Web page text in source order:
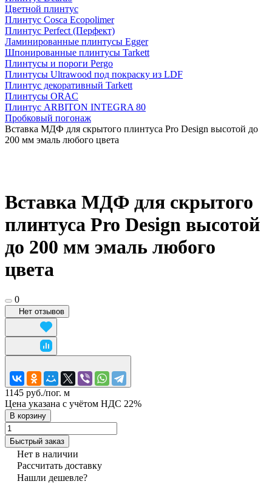
Цветной плинтус
Плинтус Cosca Ecopolimer
Плинтус Perfect (Перфект)
Ламинированные плинтусы Egger
Шпонированные плинтусы Tarkett
Плинтусы и пороги Pergo
Плинтусы Ultrawood под покраску из LDF
Плинтус декоративный Tarkett
Плинтусы ORAC
Плинтус ARBITON INTEGRA 80
Пробковый погонаж
Вставка МДФ для скрытого плинтуса Pro Design высотой до
200 мм эмаль любого цвета
Вставка МДФ для скрытого
плинтуса Pro Design высотой
до 200 мм эмаль любого
цвета
0
Нет отзывов
1145 руб./пог. м
Цена указана с учётом НДС 22%
В корзину
Быстрый заказ
Нет в наличии
Рассчитать доставку
Нашли дешевле?